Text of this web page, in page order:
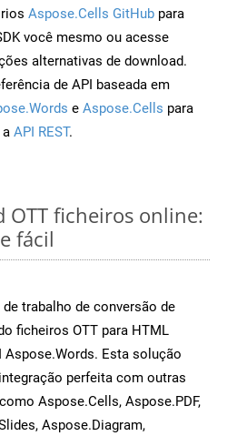
Aspose.Cells GitHub para
você mesmo ou acesse
alternativas de download.
de API baseada em
e Aspose.Cells para
API REST.
OTT ficheiros online:
fácil
trabalho de conversão de
ficheiros OTT para HTML
Aspose.Words. Esta solução
perfeita com outras
Aspose.Cells, Aspose.PDF,
Aspose.Diagram,